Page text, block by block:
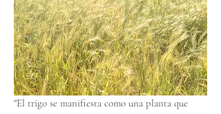
"El trigo se manifiesta como una planta que